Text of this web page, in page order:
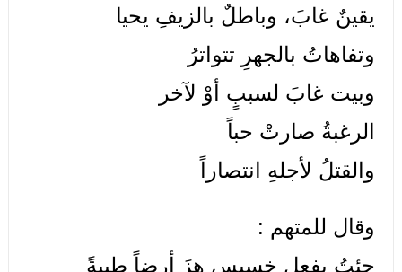
يقينٌ غابَ، وباطلٌ بالزيفِ يحيا
وتفاهاتُ بالجهرِ تتواترُ
وبيت غابَ لسببٍ أوْ لآخر
الرغبةُ صارتْ حباً
والقتلُ لأجلهِ انتصاراً
وقال للمتهم :
جئتُ بفعلٍ خسيسٍ هزَ أرضاً طيبةً